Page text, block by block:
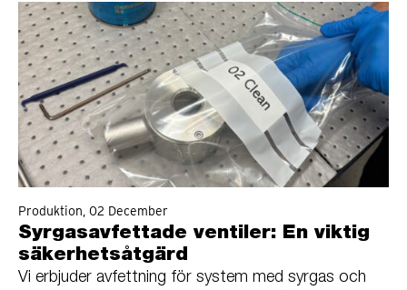
Produktion, 02 December
Syrgasavfettade ventiler: En viktig
säkerhetsåtgärd
Vi erbjuder avfettning för system med syrgas och